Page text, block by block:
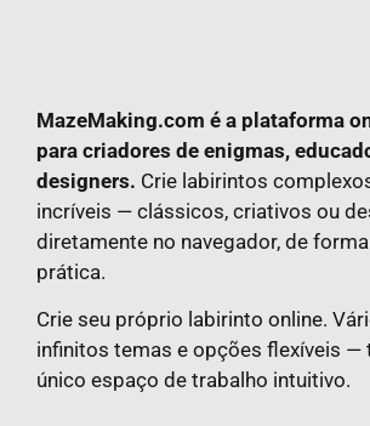
MazeMaking.com é a plataforma
para criadores de enigmas,
designers. Crie labirintos
incríveis — clássicos, criativos ou
diretamente no navegador, de
prática.
Crie seu próprio labirinto online.
infinitos temas e opções flexíveis —
único espaço de trabalho intuitivo.